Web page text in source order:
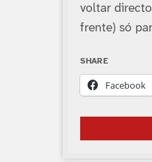
voltar
frente) só
SHARE
Facebook